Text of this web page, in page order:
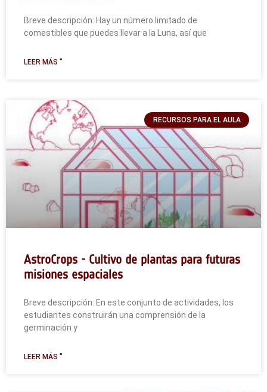
Breve descripción: Hay un número limitado de
comestibles que puedes llevar a la Luna, así que
LEER MÁS "
RECURSOS PARA EL AULA
AstroCrops - Cultivo de plantas para futuras
misiones espaciales
Breve descripción: En este conjunto de actividades, los
estudiantes construirán una comprensión de la
germinación y
LEER MÁS "